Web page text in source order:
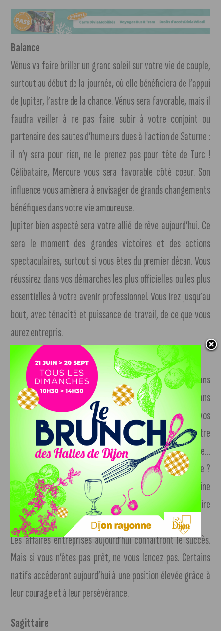
Balance
Vénus va faire briller un grand soleil sur votre vie de couple,
surtout au début de la journée, où elle bénéficiera de l’appui
de Jupiter, l’astre de la chance. Vénus sera favorable, mais il
faudra veiller à ne pas faire subir à votre conjoint ou
partenaire des sautes d’humeurs dues à l’action de Saturne :
il n’y sera pour rien, ne le prenez pas pour tête de Turc !
Célibataire, Mercure vous sera favorable côté coeur. Son
influence vous amènera à envisager de grands changements
bénéfiques dans votre vie amoureuse.
Jupiter bien aspecté sera votre allié de rêve aujourd’hui. Ce
sera le moment des grandes victoires et des actions
spectaculaires, surtout si vous êtes du premier décan. Vous
réussirez dans vos démarches les plus officielles ou les plus
essentielles à votre avenir professionnel. Vous irez jusqu’au
bout, avec ténacité et puissance de travail, de ce que vous
aurez entrepris.
Scorpion
Cet aspect de Jupiter augure d’une vie de couple sans
histoire. Signalons cependant que l’action de Pluton dans
votre signe devrait se répercuter agréablement sur vos
relations conjugales. Vous saurez transmettre à votre
conjoint ou partenaire une bonne dose d’énergie positive…
Célibataire, vivre une passion ou même une folle aventure ?
A vrai dire, n’y comptez pas trop. Le climat dans le domaine
des rencontres risque d’être assez frais, pour ne pas dire
morose. Mais tout reste possible !
Les affaires entreprises aujourd’hui connaîtront le succès.
Mais si vous n’êtes pas prêt, ne vous lancez pas. Certains
natifs accéderont aujourd’hui à une position élevée grâce à
leur courage et à leur persévérance.
Sagittaire